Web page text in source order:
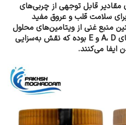
مقادیر قابل توجهی از چربی‌های
سلامت قلب و عروق مفید
منبع غنی از ویتامین‌های محلول
در چربی از جمله ویتامین‌های A، D و E بوده که نقش به‌سزایی
ایفا می‌کنند.